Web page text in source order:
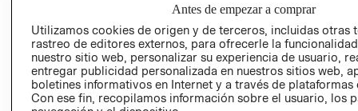
TRANSPARENCIA
Y ÉTICA (INGLÉS)
COMERCIO - SIC
PETICIONES
QUEJAS Y
RECLAMOS
Antes de empezar a comprar
Utilizamos cookies de origen y de terceros, incluidas otras
rastreo de editores externos, para ofrecerle la
nuestro sitio web, personalizar su experiencia de usuario,
entregar publicidad personalizada en nuestros sitios web,
boletines informativos en Internet y a través de plataformas
Con ese fin, recopilamos información sobre el usuario, los